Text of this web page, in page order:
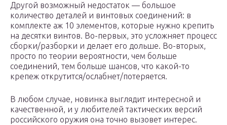
Другой возможный недостаток — большое
количество деталей и винтовых соединений: в
комплекте аж 10 элементов, которые нужно крепить
на десятки винтов. Во-первых, это усложняет процесс
сборки/разборки и делает его дольше. Во-вторых,
просто по теории вероятности, чем больше
соединений, тем больше шансов, что какой-то
крепеж открутится/ослабнет/потеряется.
В любом случае, новинка выглядит интересной и
качественной, и у любителей тактических версий
российского оружия она точно вызовет интерес.